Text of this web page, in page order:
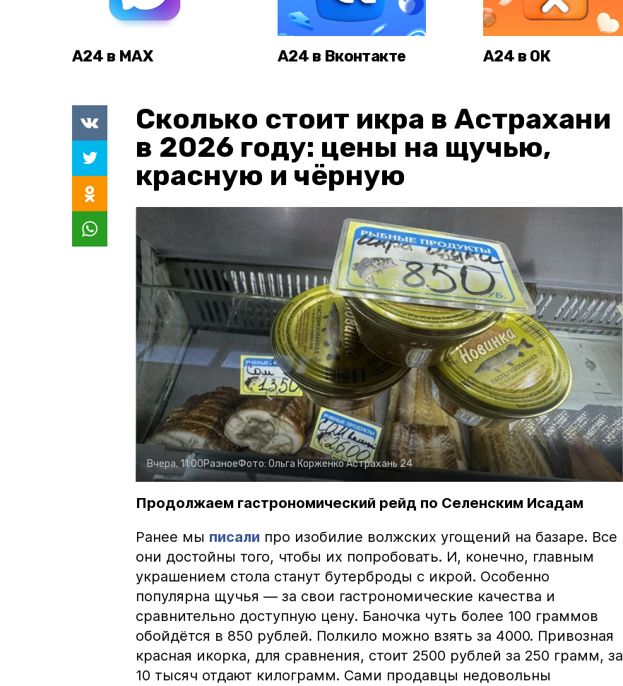
А24 в MAX А24 в Вконтакте А24 в ОК
Сколько стоит икра в Астрахани
в 2026 году: цены на щучью,
красную и чёрную
Вчера, 11:00РазноеФото: Ольга КорженкоАстрахань 24
Продолжаем гастрономический рейд по Селенским Исадам
Ранее мы писали про изобилие волжских угощений на базаре. Все
они достойны того, чтобы их попробовать. И, конечно, главным
украшением стола станут бутерброды с икрой. Особенно
популярна щучья — за свои гастрономические качества и
сравнительно доступную цену. Баночка чуть более 100 граммов
обойдётся в 850 рублей. Полкило можно взять за 4000. Привозная
красная икорка, для сравнения, стоит 2500 рублей за 250 грамм, за
10 тысяч отдают килограмм. Сами продавцы недовольны